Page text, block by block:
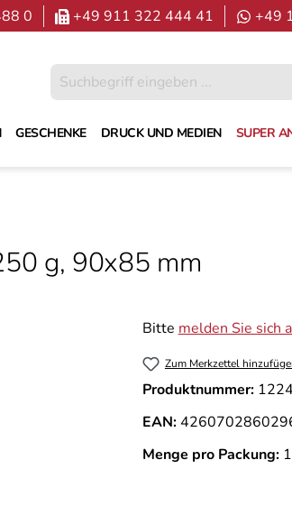
0 +49 911 322 444 41 +49
GESCHENKE DRUCK UND MEDIEN SUPER
g, 90х85 mm
Bitte melden Sie sich
Zum Merkzettel
Produktnummer:
EAN:
Menge pro Packung: 1